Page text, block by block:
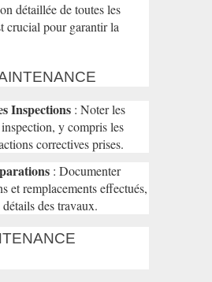
détaillée de toutes les
crucial pour garantir la
Inspections : Noter les
y compris les
correctives prises.
: Documenter
et remplacements effectués,
des travaux.